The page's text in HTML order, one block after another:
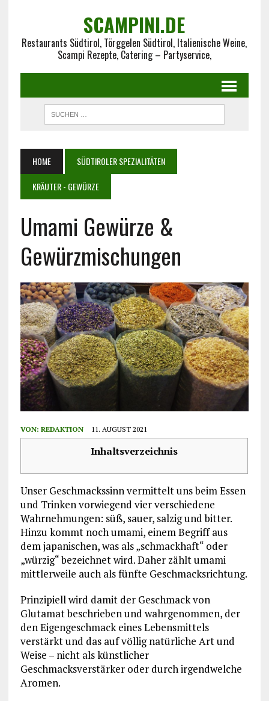
SCAMPINI.DE
Restaurants Südtirol, Törggelen Südtirol, Italienische Weine,
Scampi Rezepte, Catering – Partyservice,
HOME
SÜDTIROLER SPEZIALITÄTEN
KRÄUTER - GEWÜRZE
Umami Gewürze &
Gewürzmischungen
VON: REDAKTION 11. AUGUST 2021
Inhaltsverzeichnis
Unser Geschmackssinn vermittelt uns beim Essen
und Trinken vorwiegend vier verschiedene
Wahrnehmungen: süß, sauer, salzig und bitter.
Hinzu kommt noch umami, einem Begriff aus
dem japanischen, was als „schmackhaft“ oder
„würzig“ bezeichnet wird. Daher zählt umami
mittlerweile auch als fünfte Geschmacksrichtung.
Prinzipiell wird damit der Geschmack von
Glutamat beschrieben und wahrgenommen, der
den Eigengeschmack eines Lebensmittels
verstärkt und das auf völlig natürliche Art und
Weise – nicht als künstlicher
Geschmacksverstärker oder durch irgendwelche
Aromen.